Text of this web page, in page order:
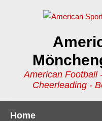
American Football
Cheerleading -
Home